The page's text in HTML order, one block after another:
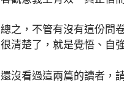
總之，不管有沒有這份問
很清楚了，就是覺悟、自
還沒看過這兩篇的讀者，